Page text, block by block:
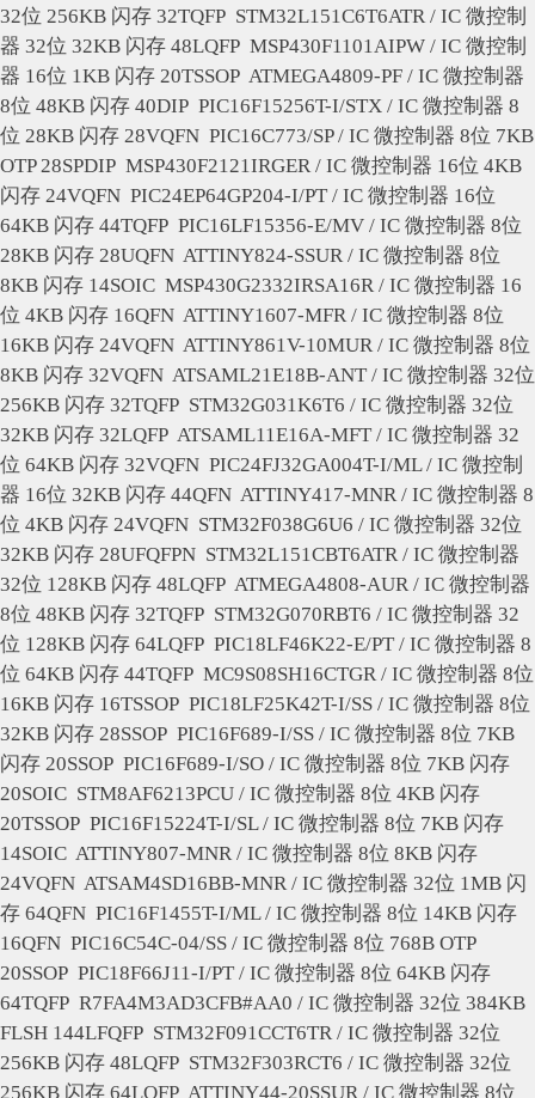
32位 256KB 闪存 32TQFP STM32L151C6T6ATR / IC 微控制
器 32位 32KB 闪存 48LQFP MSP430F1101AIPW / IC 微控制
器 16位 1KB 闪存 20TSSOP ATMEGA4809-PF / IC 微控制器
8位 48KB 闪存 40DIP PIC16F15256T-I/STX / IC 微控制器 8
位 28KB 闪存 28VQFN PIC16C773/SP / IC 微控制器 8位 7KB
OTP 28SPDIP MSP430F2121IRGER / IC 微控制器 16位 4KB
闪存 24VQFN PIC24EP64GP204-I/PT / IC 微控制器 16位
64KB 闪存 44TQFP PIC16LF15356-E/MV / IC 微控制器 8位
28KB 闪存 28UQFN ATTINY824-SSUR / IC 微控制器 8位
8KB 闪存 14SOIC MSP430G2332IRSA16R / IC 微控制器 16
位 4KB 闪存 16QFN ATTINY1607-MFR / IC 微控制器 8位
16KB 闪存 24VQFN ATTINY861V-10MUR / IC 微控制器 8位
8KB 闪存 32VQFN ATSAML21E18B-ANT / IC 微控制器 32位
256KB 闪存 32TQFP STM32G031K6T6 / IC 微控制器 32位
32KB 闪存 32LQFP ATSAML11E16A-MFT / IC 微控制器 32
位 64KB 闪存 32VQFN PIC24FJ32GA004T-I/ML / IC 微控制
器 16位 32KB 闪存 44QFN ATTINY417-MNR / IC 微控制器 8
位 4KB 闪存 24VQFN STM32F038G6U6 / IC 微控制器 32位
32KB 闪存 28UFQFPN STM32L151CBT6ATR / IC 微控制器
32位 128KB 闪存 48LQFP ATMEGA4808-AUR / IC 微控制器
8位 48KB 闪存 32TQFP STM32G070RBT6 / IC 微控制器 32
位 128KB 闪存 64LQFP PIC18LF46K22-E/PT / IC 微控制器 8
位 64KB 闪存 44TQFP MC9S08SH16CTGR / IC 微控制器 8位
16KB 闪存 16TSSOP PIC18LF25K42T-I/SS / IC 微控制器 8位
32KB 闪存 28SSOP PIC16F689-I/SS / IC 微控制器 8位 7KB
闪存 20SSOP PIC16F689-I/SO / IC 微控制器 8位 7KB 闪存
20SOIC STM8AF6213PCU / IC 微控制器 8位 4KB 闪存
20TSSOP PIC16F15224T-I/SL / IC 微控制器 8位 7KB 闪存
14SOIC ATTINY807-MNR / IC 微控制器 8位 8KB 闪存
24VQFN ATSAM4SD16BB-MNR / IC 微控制器 32位 1MB 闪
存 64QFN PIC16F1455T-I/ML / IC 微控制器 8位 14KB 闪存
16QFN PIC16C54C-04/SS / IC 微控制器 8位 768B OTP
20SSOP PIC18F66J11-I/PT / IC 微控制器 8位 64KB 闪存
64TQFP R7FA4M3AD3CFB#AA0 / IC 微控制器 32位 384KB
FLSH 144LFQFP STM32F091CCT6TR / IC 微控制器 32位
256KB 闪存 48LQFP STM32F303RCT6 / IC 微控制器 32位
256KB 闪存 64LQFP ATTINY44-20SSUR / IC 微控制器 8位